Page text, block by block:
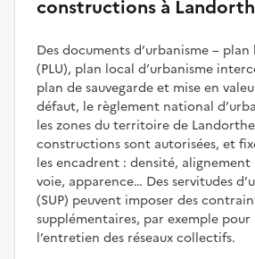
constructions à
Des documents d’urbanisme –
(PLU), plan local d’urbanisme
plan de sauvegarde et mise en
défaut, le règlement national
les zones du territoire de
constructions sont autorisées, et
les encadrent : densité,
voie, apparence… Des servitudes
(SUP) peuvent imposer des
supplémentaires, par exemple
l’entretien des réseaux collectifs.